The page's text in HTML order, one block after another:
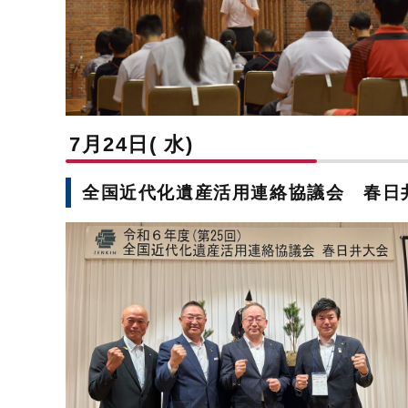
7月24日( 水)
全国近代化遺産活用連絡協議会 春日